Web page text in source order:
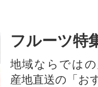
フルーツ特
地域ならでは
産地直送の「お